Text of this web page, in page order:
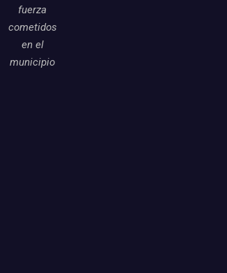
fuerza
cometidos
en el
municipio